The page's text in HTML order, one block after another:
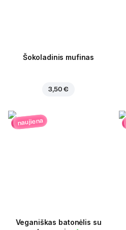
Šokoladinis mufinas
3,50 €
naujiena
Veganiškas batonėlis su